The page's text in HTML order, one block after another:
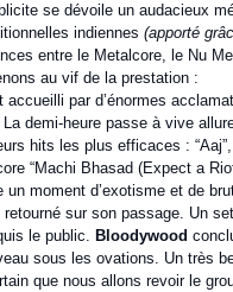
se dévoile un audacieux
indiennes (apporté
entre le Metalcore, le Nu
au vif de la prestation :
accueilli par d’énormes
demi-heure passe à vive
hits les plus efficaces : “Aaj”,
“Machi Bhasad (Expect a
un moment d’exotisme et de
sur son passage. Un
le public. Bloodywood
sous les ovations. Un très
que nous allons revoir le